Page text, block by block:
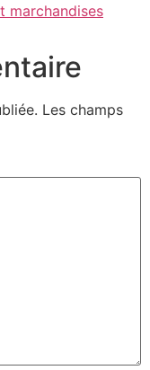
marchandises
Les champs